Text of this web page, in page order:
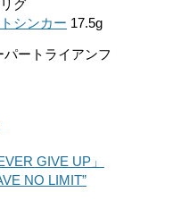
グ
シンカー 17.5g
ートライアンフ
GIVE UP」
NO LIMIT”